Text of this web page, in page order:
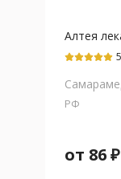
Алтея
корней
5
РФ
от 86₽